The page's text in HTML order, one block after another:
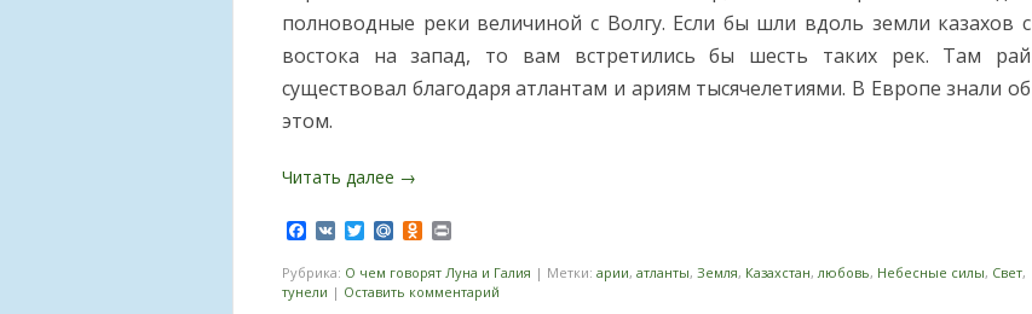
полноводные реки величиной с Волгу. Если бы шли вдоль земли казахов с
востока на запад, то вам встретились бы шесть таких рек. Там рай
существовал благодаря атлантам и ариям тысячелетиями. В Европе знали об
этом.
Читать далее →
Facebook
VK TwitterMail.RuOdnoklassniki
Рубрика: О чем говорят Луна и Галия | Метки: арии, атланты, Земля, Казахстан, любовь, Небесные силы, Свет,
тунели | Оставить комментарий